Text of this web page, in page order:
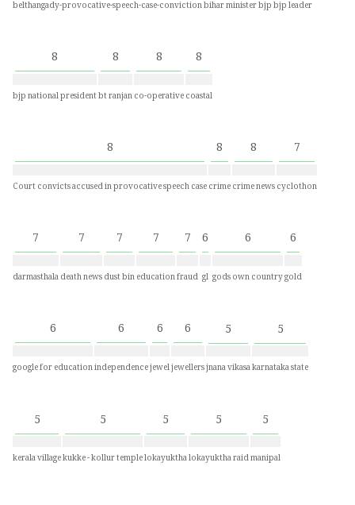
belthangady-provocative-speech-case-convictionbihar ministerbjpbjp leader
8
bjp national president
8
bt ranjan
8
co-operative
8
coastal
8
Court convicts accused in provocative speech case
8
crime
8
crime news
7
cyclothon
7
darmasthala
7
death news
7
dust bin
7
education
7
fraud
6
gl
6
gods own country
6
gold
6
google for education
6
independence
6
jewel
6
jewellers
5
jnana vikasa
5
karnataka state
5
kerala village
5
kukke - kollur temple
5
lokayuktha
5
lokayuktha raid
5
manipal